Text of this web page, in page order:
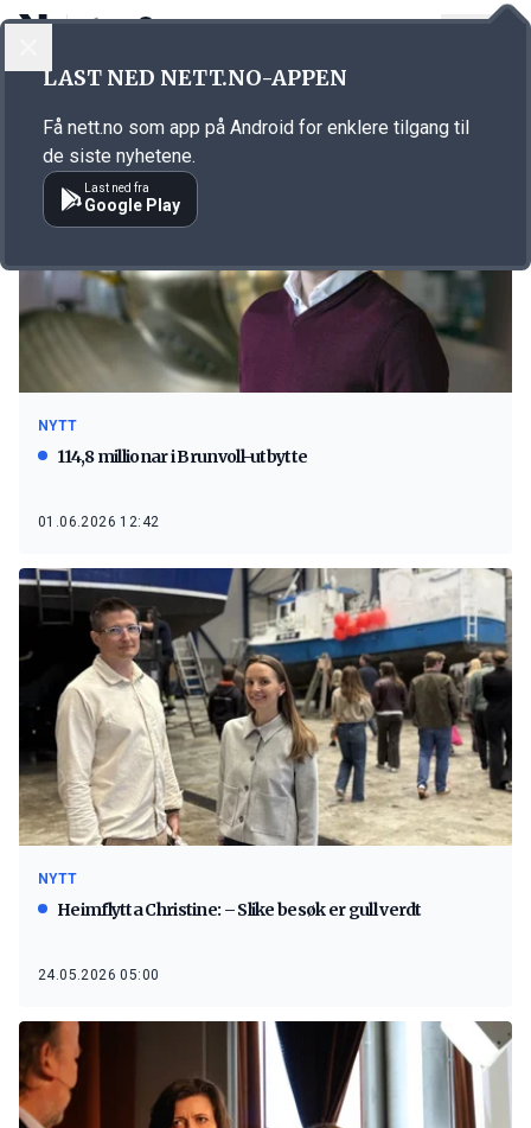
Emne: Brunvoll
NYTT
114,8 millionar i Brunvoll-utbytte
01.06.2026 12:42
NYTT
Heimflytta Christine: – Slike besøk er gull verdt
24.05.2026 05:00
LAST NED NETT.NO-APPEN
Få nett.no som app på Android for enklere tilgang til
de siste nyhetene.
Last ned fra
Google Play